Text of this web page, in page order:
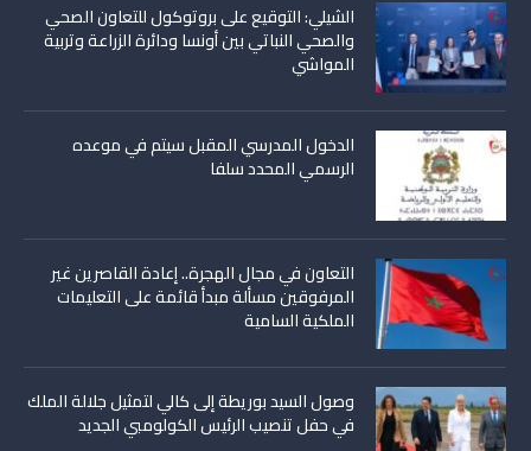
الشيلي: التوقيع على بروتوكول للتعاون الصحي
والصحي النباتي بين أونسا ودائرة الزراعة وتربية
المواشي
الدخول المدرسي المقبل سیتم في موعده
الرسمي المحدد سلفا
التعاون في مجال الهجرة.. إعادة القاصرين غير
المرفوقين مسألة مبدأ قائمة على التعليمات
الملكية السامية
وصول السيد بوريطة إلى كالي لتمثيل جلالة الملك
في حفل تنصيب الرئيس الكولومبي الجديد